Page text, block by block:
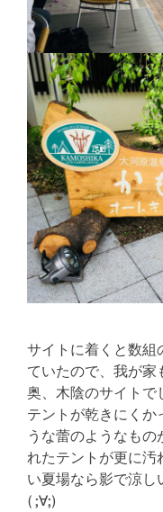
サイトに着くと数組
ていたので、我が家
奥、木陰のサイトで
テントが乾きにくか
うな蕾のようなも
れたテントが更に汚
い夏場なら影で涼し
( ;∀;)